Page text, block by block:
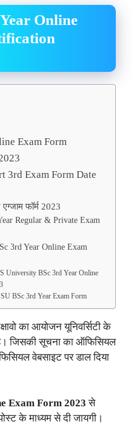
Online
Exam Form
3rd Exam Form Date
फॉर्म 2023
Regular & Private Exam
3rd Year Online Exam
University BSc 3rd Year Online
BSc 3rd Year Exam Form
का आयोजन यूनिवर्सिटी के
है। जिसकी सूचना का ऑफिसियल
वेबसाइट पर डाल दिया
Exam Form 2023 से
के माध्यम से दी जायगी।